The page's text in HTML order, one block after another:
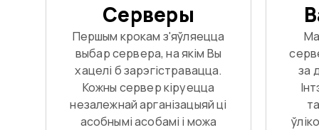
Серверы
Першым крокам з'яўляецца
выбар сервера, на якім Вы
хацелі б зарэгістравацца.
Кожны сервер кіруецца
незалежнай арганізацыяй ці
асобнымі асобамі і можа
за